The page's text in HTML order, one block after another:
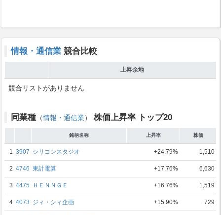
情報・通信業 競合比較
上昇余地
競合リストがありません
同業種 （情報・通信業） 株価上昇率 トップ20
銘柄名称 上昇率 株価
1 3907 シリコンスタジオ +24.79% 1,510
2 4746 東計電算 +17.76% 6,630
3 4475 ＨＥＮＮＧＥ +16.76% 1,519
4 4073 ジィ・シィ企画 +15.90% 729